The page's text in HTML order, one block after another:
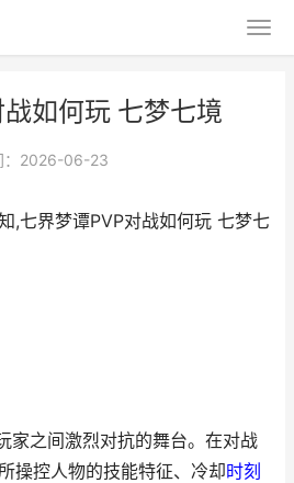
如何玩 七梦七境
：2026-06-23
,七界梦谭PVP对战如何玩 七梦七
家之间激烈对抗的舞台。在对战
操控人物的技能特征、冷却时刻